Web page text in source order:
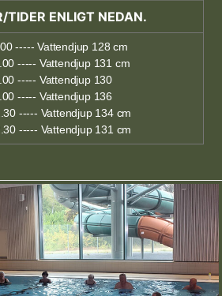
TIDER ENLIGT NEDAN.
----- Vattendjup 128 cm
----- Vattendjup 131 cm
----- Vattendjup 130
----- Vattendjup 136
----- Vattendjup 134 cm
----- Vattendjup 131 cm